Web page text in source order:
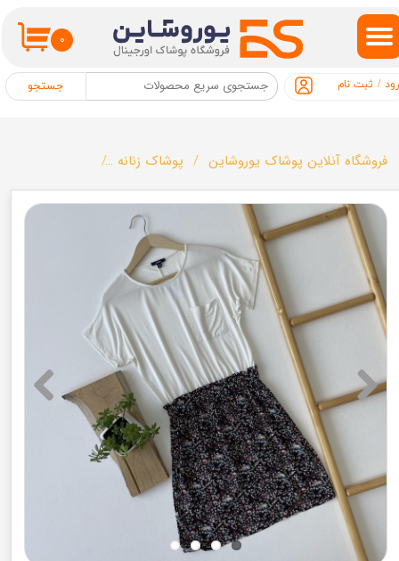
۰
جستجو / ثبت نام
حساب کاربری من
تغییر گذر واژه
خروج از حساب کاربری
فروشگاه آنلاین پوشاک یوروشاین پوشاک زنانه